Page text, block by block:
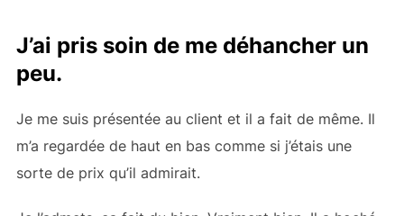
J’ai pris soin de me déhancher un
peu.
Je me suis présentée au client et il a fait de même. Il
m’a regardée de haut en bas comme si j’étais une
sorte de prix qu’il admirait.